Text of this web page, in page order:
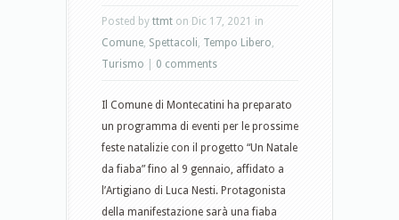
Posted by ttmt on Dic 17, 2021 in
Comune, Spettacoli, Tempo Libero,
Turismo
0 comments
Il Comune di Montecatini ha preparato
un programma di eventi per le prossime
feste natalizie con il progetto “Un Natale
da fiaba” fino al 9 gennaio, affidato a
l’Artigiano di Luca Nesti. Protagonista
della manifestazione sarà una fiaba